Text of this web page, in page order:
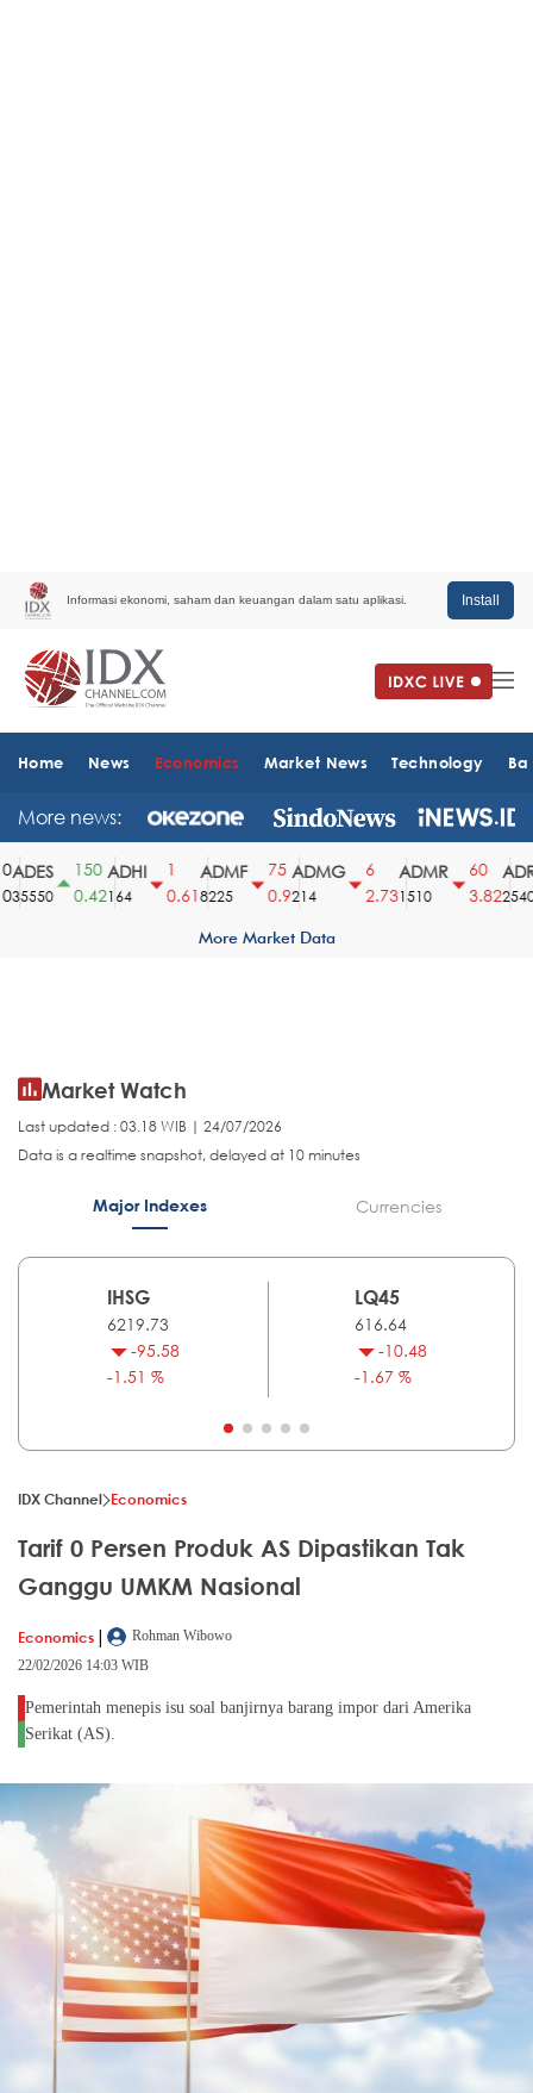
Informasi ekonomi, saham dan keuangan dalam satu aplikasi. Install
Home News Economics Market News Technology
More news:
150
0.42
ADHI
164
0.61
ADMF
8225
75
0.9
ADMG
214
2.73
ADMR
1510
60
3.82
ADRO
2540
More Market Data
Market Watch
Last updated : 03.18 WIB | 24/07/2026
Data is a realtime snapshot, delayed at 10 minutes
Major Indexes Currencies
IHSG
6219.73
-95.58
-1.51 %
LQ45
616.64
-10.48
-1.67 %
IDX Channel Economics
Tarif 0 Persen Produk AS Dipastikan Tak
Ganggu UMKM Nasional
Economics |
Rohman Wibowo
22/02/2026 14:03 WIB
Pemerintah menepis isu soal banjirnya barang impor dari Amerika
Serikat (AS).